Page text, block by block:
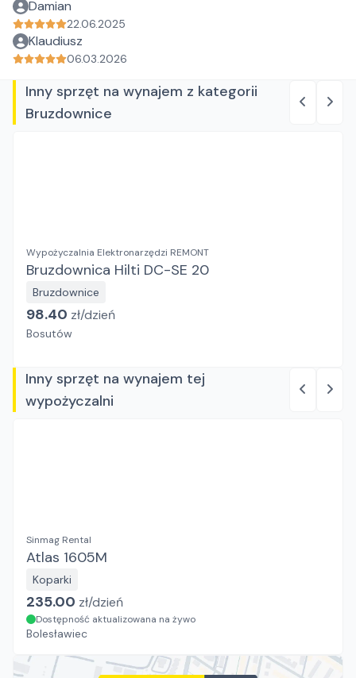
Damian
22.06.2025
Klaudiusz
06.03.2026
Inny sprzęt na wynajem z kategorii
Bruzdownice
Wypożyczalnia Elektronarzędzi REMONT
Bruzdownica Hilti DC-SE 20
Bruzdownice
98.40 zł/dzień
Bosutów
Inny sprzęt na wynajem tej
wypożyczalni
Sinmag Rental
Atlas 1605M
Koparki
235.00 zł/dzień
Dostępność aktualizowana na żywo
Bolesławiec